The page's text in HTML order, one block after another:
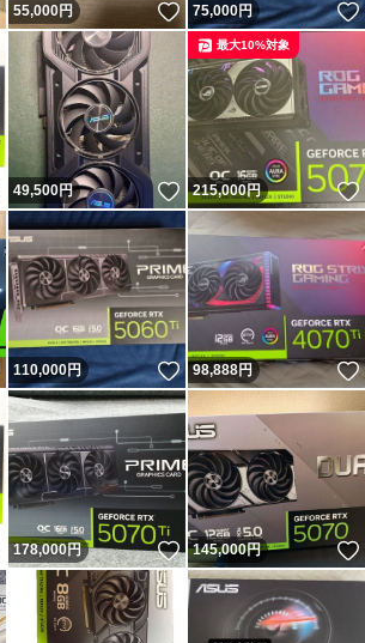
いいね！
55,000円 いいね！
75,000円
いいね！
49,500円 いいね！
215,000円
最大10%対象
いいね！
110,000円 いいね！
98,888円
いいね！
178,000円 いいね！
145,000円